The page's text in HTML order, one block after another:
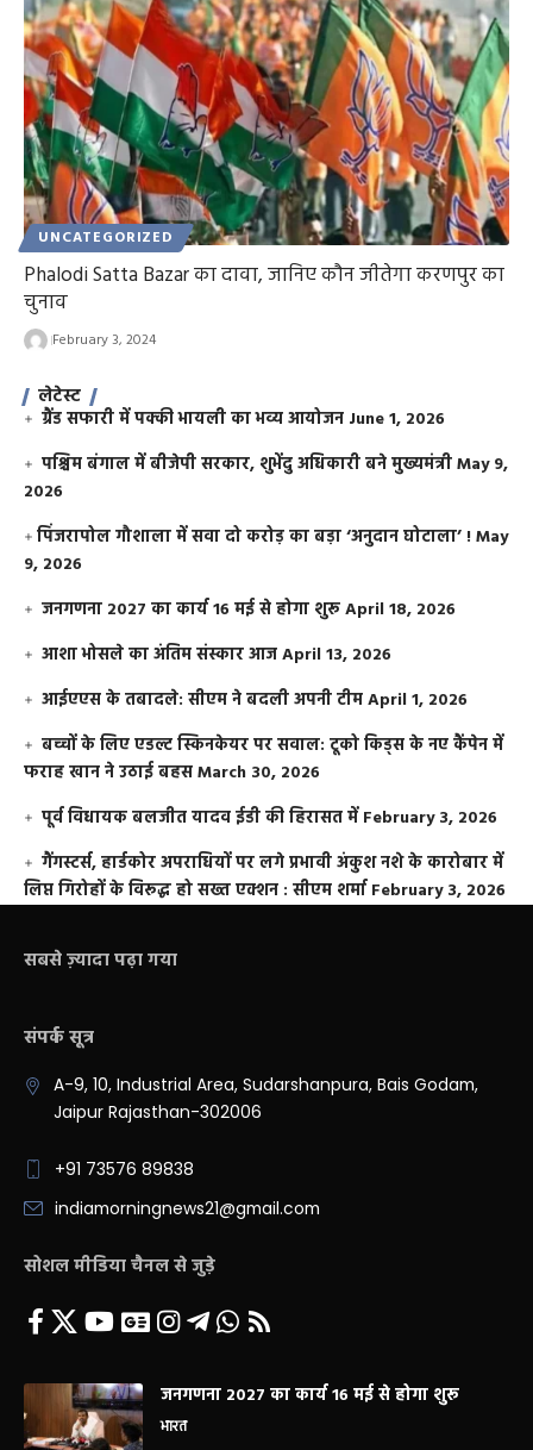
UNCATEGORIZED
Phalodi Satta Bazar का दावा, जानिए कौन जीतेगा करणपुर का
चुनाव
February 3, 2024
लेटेस्ट
ग्रैंड सफारी में पक्की भायली का भव्य आयोजन June 1, 2026
पश्चिम बंगाल में बीजेपी सरकार, शुभेंदु अधिकारी बने मुख्यमंत्रीMay 9,
2026
​पिंजरापोल गौशाला में सवा दो करोड़ का बड़ा ‘अनुदान घोटाला’ !May
9, 2026
जनगणना 2027 का कार्य 16 मई से होगा शुरूApril 18, 2026
आशा भोसले का अंतिम संस्कार आजApril 13, 2026
आईएएस के तबादले: सीएम ने बदली अपनी टीमApril 1, 2026
बच्चों के लिए एडल्ट स्किनकेयर पर सवाल: टूको किड्स के नए कैंपेन में
फराह खान ने उठाई बहसMarch 30, 2026
पूर्व विधायक बलजीत यादव ईडी की हिरासत में February 3, 2026
गैंगस्टर्स, हार्डकोर अपराधियों पर लगे प्रभावी अंकुश नशे के कारोबार में
लिप्त गिरोहों के विरूद्ध हो सख्त एक्शन : सीएम शर्मा February 3, 2026
सबसे ज़्यादा पढ़ा गया
संपर्क सूत्र
A-9, 10, Industrial Area, Sudarshanpura, Bais Godam,
Jaipur Rajasthan-302006
+91 73576 89838
indiamorningnews21@gmail.com
सोशल मीडिया चैनल से जुड़े
जनगणना 2027 का कार्य 16 मई से होगा शुरू
भारत